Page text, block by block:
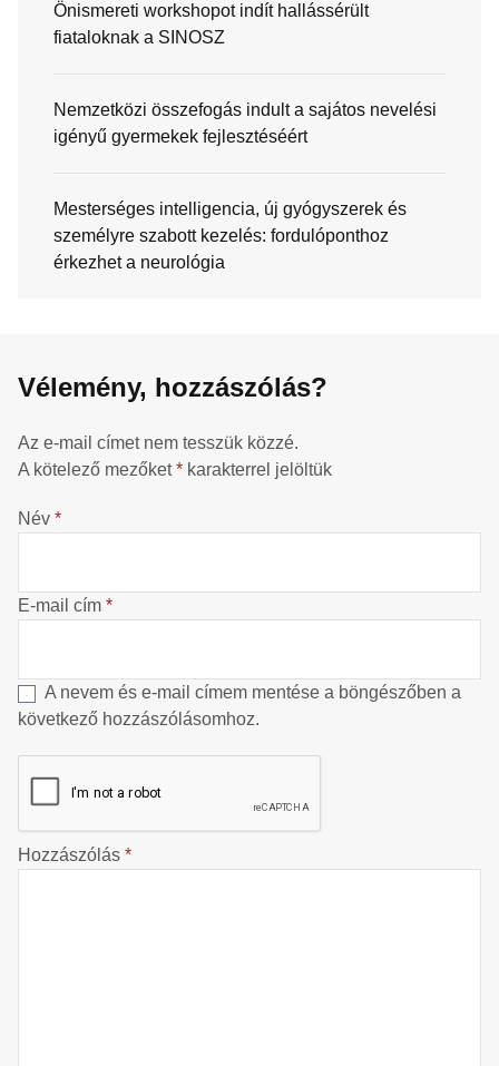
Önismereti workshopot indít hallássérült
fiataloknak a SINOSZ
Nemzetközi összefogás indult a sajátos nevelési
igényű gyermekek fejlesztéséért
Mesterséges intelligencia, új gyógyszerek és
személyre szabott kezelés: fordulóponthoz
érkezhet a neurológia
Vélemény, hozzászólás?
Az e-mail címet nem tesszük közzé.
A kötelező mezőket* karakterrel jelöltük
Név *
E-mail cím *
A nevem és e-mail címem mentése a böngészőben a
következő hozzászólásomhoz.
Hozzászólás *